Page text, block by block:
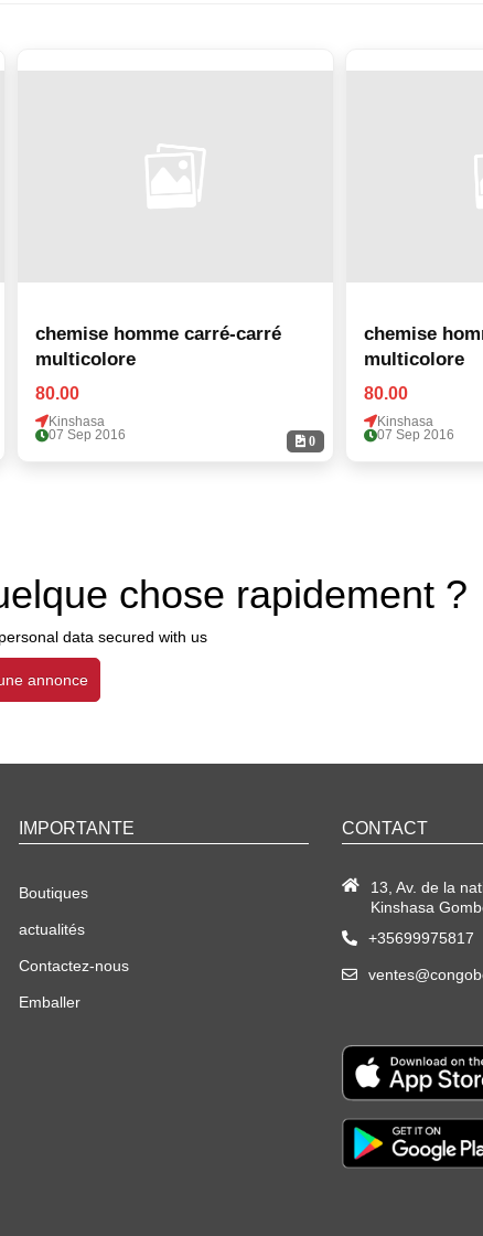
0
chemise homme carré-carré
multicolore
80.00
Kinshasa
07 Sep 2016
chemise
multicolore
80.00
Kinshasa
07 Sep 2016
chose rapidement ?
data secured with us
annonce
IMPORTANTE
Boutiques
actualités
Contactez-nous
Emballer
CONTACT
13, Av. de la
Kinshasa
+35699975817